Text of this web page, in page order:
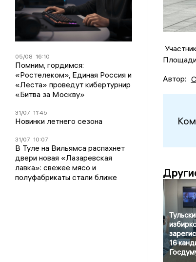
05/08 16:10
Помним, гордимся:
«Ростелеком», Единая Россия и
«Леста» проведут кибертурнир
«Битва за Москву»
31/07 11:45
Новинки летнего сезона
31/07 10:07
В Туле на Вильямса распахнет
двери новая «Лазаревская
лавка»: свежее мясо и
полуфабрикаты стали ближе
Автор:
16